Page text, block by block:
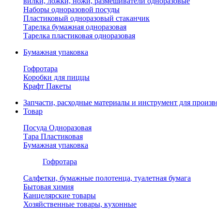
Наборы одноразовой посуды
Пластиковый одноразовый стаканчик
Тарелка бумажная одноразовая
Тарелка пластиковая одноразовая
Бумажная упаковка
Гофротара
Коробки для пиццы
Крафт Пакеты
Запчасти, расходные материалы и инструмент для
Товар
Посуда Одноразовая
Тара Пластиковая
Бумажная упаковка
Гофротара
Салфетки, бумажные полотенца, туалетная бумага
Бытовая химия
Канцелярские товары
Хозяйственные товары, кухонные